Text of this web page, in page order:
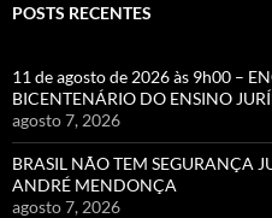
POSTS RECENTES
11 de agosto de 2026 às 9h00 –
BICENTENÁRIO DO ENSINO
agosto 7, 2026
BRASIL NÃO TEM SEGURANÇA
ANDRÉ MENDONÇA
agosto 7, 2026